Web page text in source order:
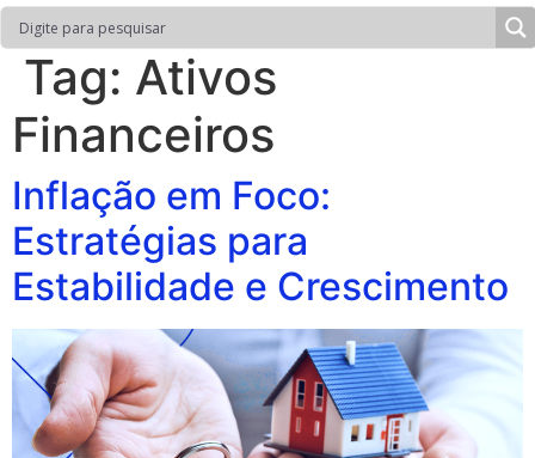
Tag: Ativos
Financeiros
Inflação em Foco:
Estratégias para
Estabilidade e Crescimento